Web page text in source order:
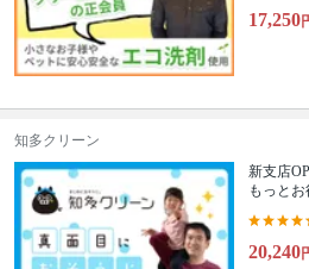
17,250
知多クリーン
新支店
もっとお
20,240